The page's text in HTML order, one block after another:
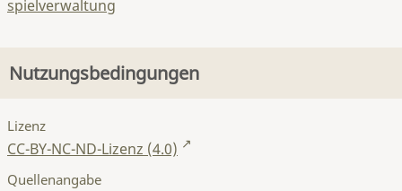
spielverwaltung
Nutzungsbedingungen
Lizenz
CC-BY-NC-ND-Lizenz (4.0)
Quellenangabe